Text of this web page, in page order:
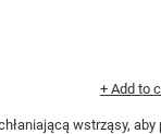
+ Add to
wstrząsy,